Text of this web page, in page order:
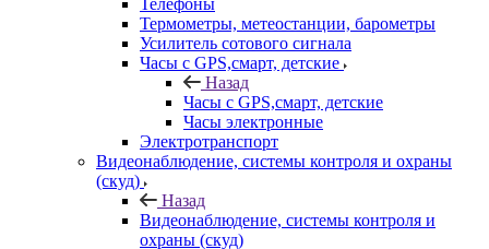
Телефоны
Термометры, метеостанции, барометры
Усилитель сотового сигнала
Часы с GPS,смарт, детские
Назад
Часы с GPS,смарт, детские
Часы электронные
Электротранспорт
Видеонаблюдение, системы контроля и охраны
(скуд)
Назад
Видеонаблюдение, системы контроля и
охраны (скуд)